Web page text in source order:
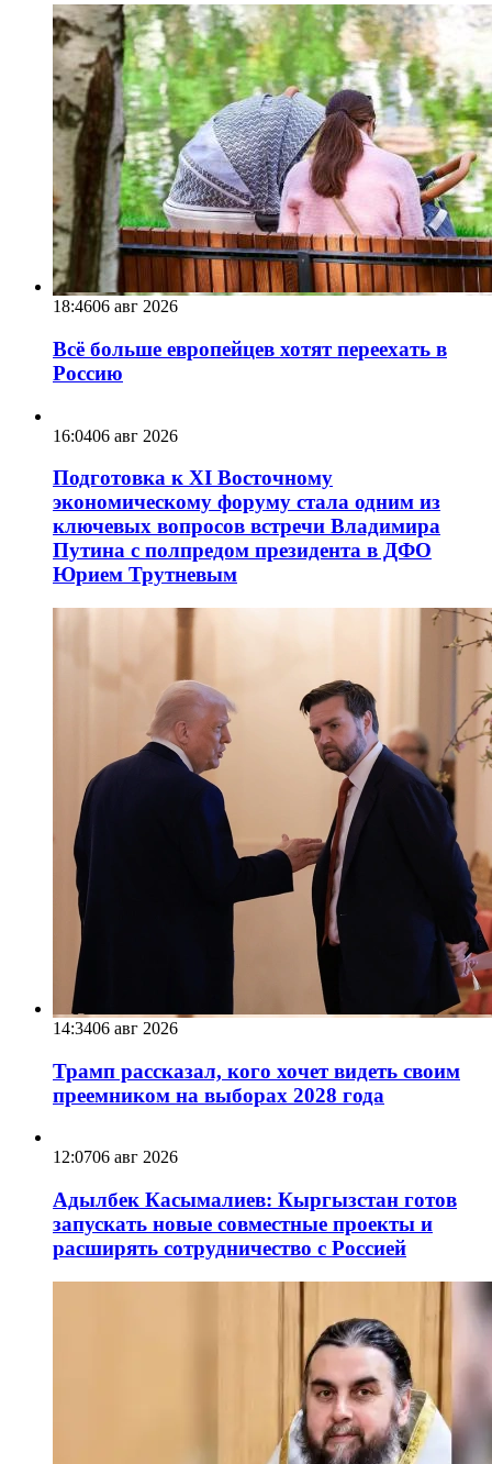
18:4606 авг 2026
Всё больше европейцев хотят переехать в
Россию
16:0406 авг 2026
Подготовка к XI Восточному
экономическому форуму стала одним из
ключевых вопросов встречи Владимира
Путина с полпредом президента в ДФО
Юрием Трутневым
14:3406 авг 2026
Трамп рассказал, кого хочет видеть своим
преемником на выборах 2028 года
12:0706 авг 2026
Адылбек Касымалиев: Кыргызстан готов
запускать новые совместные проекты и
расширять сотрудничество с Россией